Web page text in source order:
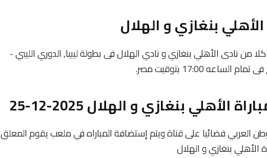
بنغازي و الهلال
يلتقى اليوم 2025-12-25 كلا من نادى الأهلي بنغازي و نادي الهلال فى بطولة ليبيا, الدوري الليبي -
17:00 بتوقيت مصر.
بنغازي و الهلال 2025-12-25
العربي فضائيا على قناة ويتم إستضافة المباراه في ملعب يقوم المعلق
الأهلي بنغازي و الهلال